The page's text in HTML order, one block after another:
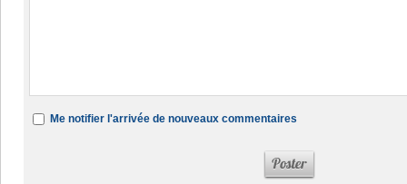
Me notifier l'arrivée de nouveaux commentaires